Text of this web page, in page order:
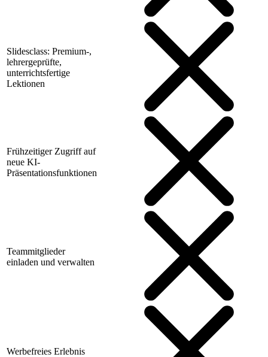
Slidesclass: Premium-,
lehrergeprüfte,
unterrichtsfertige
Lektionen
Frühzeitiger Zugriff auf
neue KI-
Präsentationsfunktionen
Teammitglieder
einladen und verwalten
Werbefreies Erlebnis